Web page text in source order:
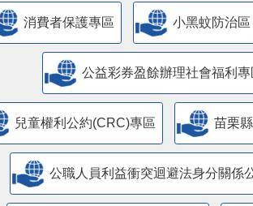
消費者保護專區 小黑蚊防治區
公益彩券盈餘辦理社會福利專
兒童權利公約(CRC)專區 苗栗
公職人員利益衝突迴避法身分關係